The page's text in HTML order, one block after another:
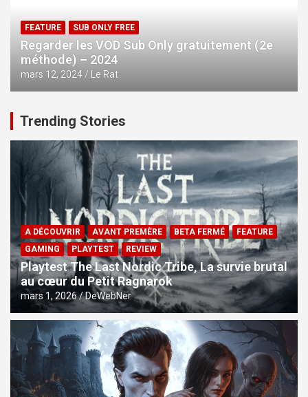
FEATURE SUB ONLY FREE
Regarder les VOD Sub Only gratuitement (2e
méthode) – 2024
mars 12, 2024 Le Rat
Trending Stories
A DÉCOUVRIR AVANT PREMÈRE BETA FERMÉ
FEATURE
GAMING
PLAYTEST REVIEW
Playtest The Last Nordic Tribe, La survie brutal
au cœur du Petit Ragnarok
mars 1, 2026 DeWebNer